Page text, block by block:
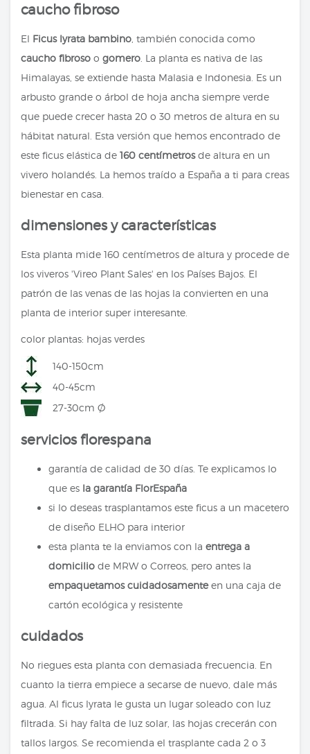
caucho fibroso
El Ficus lyrata bambino , también conocida como
caucho fibroso o gomero . La planta es nativa de las
Himalayas, se extiende hasta Malasia e Indonesia. Es un
arbusto grande o árbol de hoja ancha siempre verde
que puede crecer hasta 20 o 30 metros de altura en su
hábitat natural. Esta versión que hemos encontrado de
este ficus elástica de 160 centímetrosde altura en un
vivero holandés. La hemos traído a España a ti para creas
bienestar en casa.
dimensiones y características
Esta planta mide 160 centímetros de altura y procede de
los viveros 'Vireo Plant Sales' en los Países Bajos. El
patrón de las venas de las hojas la convierten en una
planta de interior super interesante.
color plantas: hojas verdes
140-150cm
40-45cm
27-30cm Ø
servicios florespana
garantía de calidad de 30 días. Te explicamos lo
que es la garantía FlorEspaña
si lo deseas trasplantamos este ficus a un macetero
de diseño ELHO para interior
esta planta te la enviamos con la entrega a
domicilio de MRW o Correos, pero antes la
empaquetamos cuidadosamenteen una caja de
cartón ecológica y resistente
cuidados
No riegues esta planta con demasiada frecuencia. En
cuanto la tierra empiece a secarse de nuevo, dale más
agua. Al ficus lyrata le gusta un lugar soleado con luz
filtrada. Si hay falta de luz solar, las hojas crecerán con
tallos largos. Se recomienda el trasplante cada 2 o 3